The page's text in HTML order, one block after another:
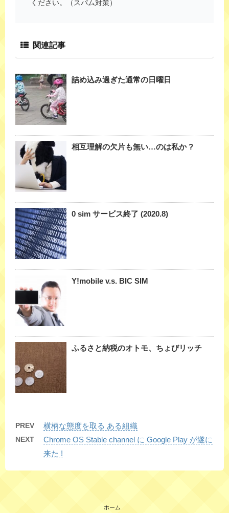
ください。（スパム対策）
関連記事
詰め込み過ぎた通常の日曜日
相互理解の欠片も無い…のは私か ?
0 sim サービス終了 (2020.8)
Y!mobile v.s. BIC SIM
ふるさと納税のオトモ、ちょびリッチ
PREV 横柄な態度を取る ある組織
NEXT
Chrome OS Stable channel に Google Play が遂に
来た !
ホーム